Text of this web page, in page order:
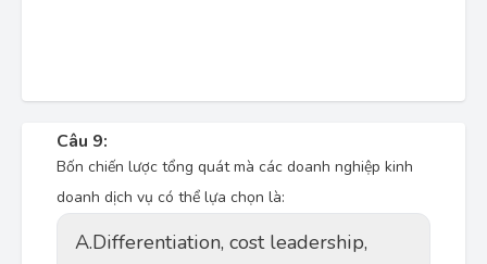
Câu 9:
Bốn chiến lược tổng quát mà các doanh nghiệp kinh
doanh dịch vụ có thể lựa chọn là:
A.Differentiation, cost leadership,